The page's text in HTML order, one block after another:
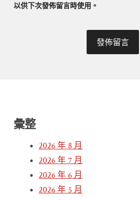
以供下次發佈留言時使用。
彙整
2026 年 8 月
2026 年 7 月
2026 年 6 月
2026 年 5 月